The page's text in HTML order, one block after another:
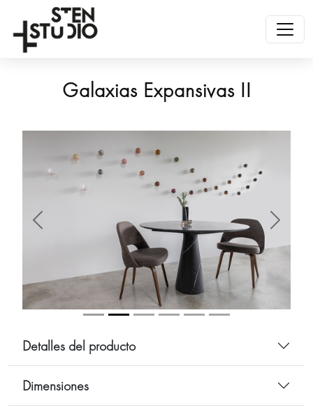
Galaxias Expansivas II
Anterior
Detalles del producto
Dimensiones